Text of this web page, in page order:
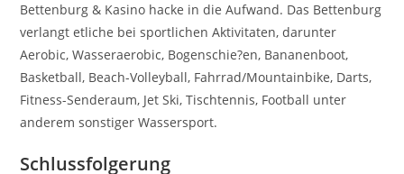
Bettenburg & Kasino hacke in die Aufwand. Das Bettenburg
verlangt etliche bei sportlichen Aktivitaten, darunter
Aerobic, Wasseraerobic, Bogenschie?en, Bananenboot,
Basketball, Beach-Volleyball, Fahrrad/Mountainbike, Darts,
Fitness-Senderaum, Jet Ski, Tischtennis, Football unter
anderem sonstiger Wassersport.
Schlussfolgerung